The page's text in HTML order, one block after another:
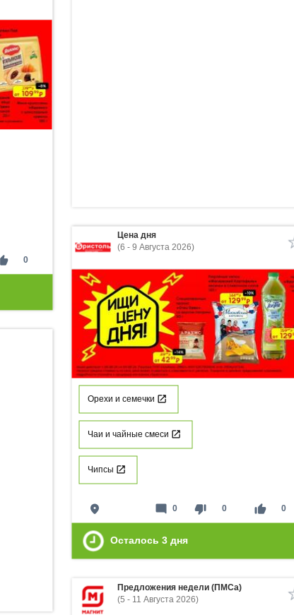
0
Цена дня
(6 - 9 Августа 2026)
Орехи и семечки
Чаи и чайные смеси
Чипсы
place thumb_down 0 thumb_up 0
mode_comment 0
Осталось 3 дня
Предложения недели (ПМСа)
(5 - 11 Августа 2026)